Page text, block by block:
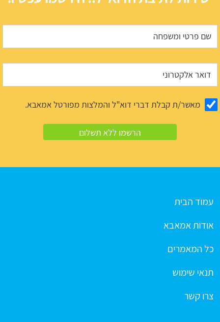
מאשר/ת קבלת דברי דוא"ל והמלצות מפורטל אמאבא.
עמוד הבית
אודות אמאבא
כל המאמרים
תנאי שימוש
צרו קשר